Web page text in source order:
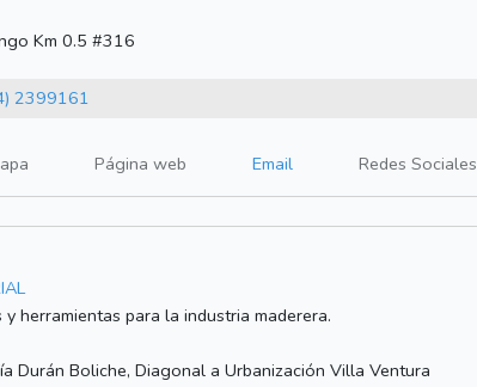
Km 0.5 #316
2399161
Página web Email Redes Sociales
herramientas para la industria maderera.
Durán Boliche, Diagonal a Urbanización Villa Ventura